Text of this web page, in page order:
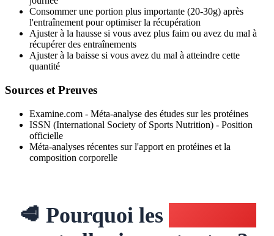
Consommer une portion plus importante (20-30g) après
l'entraînement pour optimiser la récupération
Ajuster à la hausse si vous avez plus faim ou avez du mal à
récupérer des entraînements
Ajuster à la baisse si vous avez du mal à atteindre cette
quantité
Sources et Preuves
Examine.com - Méta-analyse des études sur les protéines
ISSN (International Society of Sports Nutrition) - Position
officielle
Méta-analyses récentes sur l'apport en protéines et la
composition corporelle
🥩 Pourquoi les